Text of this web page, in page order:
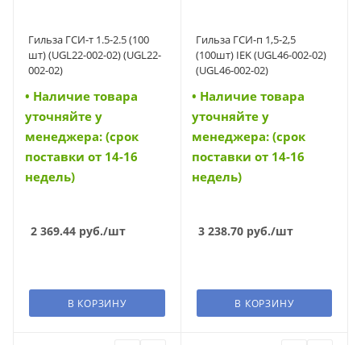
Гильза ГСИ-т 1.5-2.5 (100
шт) (UGL22-002-02) (UGL22-
002-02)
• Наличие товара
уточняйте у
менеджера: (срок
поставки от 14-16
недель)
2 369.44 руб./шт
В КОРЗИНУ
Гильза ГСИ-п 1,5-2,5
(100шт) IEK (UGL46-002-02)
(UGL46-002-02)
• Наличие товара
уточняйте у
менеджера: (срок
поставки от 14-16
недель)
3 238.70руб./шт
В КОРЗИНУ